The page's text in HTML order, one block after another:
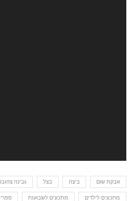
אבקת שום ביצה בצל גבינה
מתכונים לילדים מתכונים לשבועות